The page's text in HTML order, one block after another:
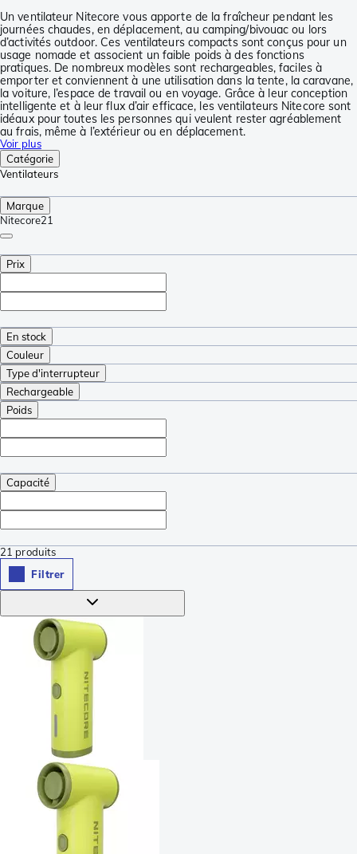
Un ventilateur Nitecore vous apporte de la fraîcheur pendant les
journées chaudes, en déplacement, au camping/bivouac ou lors
d’activités outdoor. Ces ventilateurs compacts sont conçus pour un
usage nomade et associent un faible poids à des fonctions
pratiques. De nombreux modèles sont rechargeables, faciles à
emporter et conviennent à une utilisation dans la tente, la caravane,
la voiture, l’espace de travail ou en voyage. Grâce à leur conception
intelligente et à leur flux d’air efficace, les ventilateurs Nitecore sont
idéaux pour toutes les personnes qui veulent rester agréablement
au frais, même à l’extérieur ou en déplacement.
Voir plus
Catégorie
Ventilateurs
Marque
Nitecore21
Prix
En stock
Couleur
Type d'interrupteur
Rechargeable
Poids
Capacité
21 produits
Filtrer